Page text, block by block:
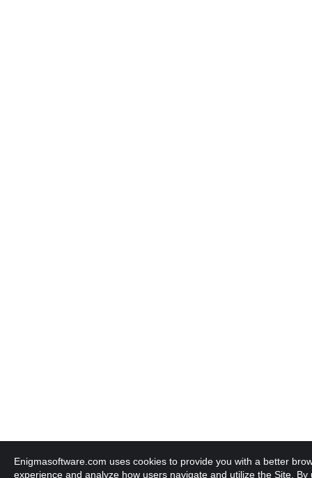
Enigmasoftware.com uses cookies to provide you with a better
experience and analyze how users navigate and utilize the Site. By